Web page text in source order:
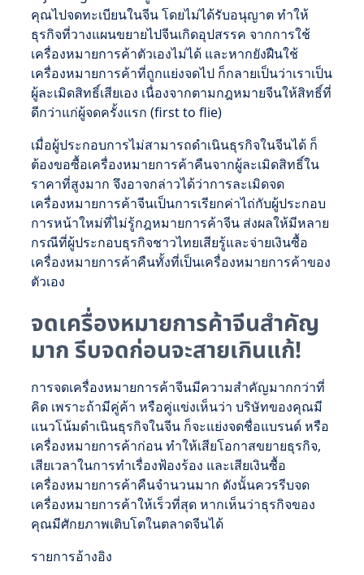
คุณไปจดทะเบียนในจีน โดยไม่ได้รับอนุญาต ทำให้
ธุรกิจที่วางแผนขยายไปจีนเกิดอุปสรรค จากการใช้
เครื่องหมายการค้าตัวเองไม่ได้ และหากยังฝืนใช้
เครื่องหมายการค้าที่ถูกแย่งจดไป ก็กลายเป็นว่าเราเป็น
ผู้ละเมิดสิทธิ์เสียเอง เนื่องจากตามกฎหมายจีนให้สิทธิ์ที่
ดีกว่าแก่ผู้จดครั้งแรก (first to flie)
เมื่อผู้ประกอบการไม่สามารถดำเนินธุรกิจในจีนได้ ก็
ต้องขอซื้อเครื่องหมายการค้าคืนจากผู้ละเมิดสิทธิ์ใน
ราคาที่สูงมาก จึงอาจกล่าวได้ว่าการละเมิดจด
เครื่องหมายการค้าจีนเป็นการเรียกค่าไถ่กับผู้ประกอบ
การหน้าใหม่ที่ไม่รู้กฎหมายการค้าจีน ส่งผลให้มีหลาย
กรณีที่ผู้ประกอบธุรกิจชาวไทยเสียรู้และจ่ายเงินซื้อ
เครื่องหมายการค้าคืนทั้งที่เป็นเครื่องหมายการค้าของ
ตัวเอง
จดเครื่องหมายการค้าจีนสำคัญ
มาก รีบจดก่อนจะสายเกินแก้!
การจดเครื่องหมายการค้าจีนมีความสำคัญมากกว่าที่
คิด เพราะถ้ามีคู่ค้า หรือคู่แข่งเห็นว่า บริษัทของคุณมี
แนวโน้มดำเนินธุรกิจในจีน ก็จะแย่งจดชื่อแบรนด์ หรือ
เครื่องหมายการค้าก่อน ทำให้เสียโอกาสขยายธุรกิจ,
เสียเวลาในการทำเรื่องฟ้องร้อง และเสียเงินซื้อ
เครื่องหมายการค้าคืนจำนวนมาก ดังนั้นควรรีบจด
เครื่องหมายการค้าให้เร็วที่สุด หากเห็นว่าธุรกิจของ
คุณมีศักยภาพเติบโตในตลาดจีนได้
รายการอ้างอิง